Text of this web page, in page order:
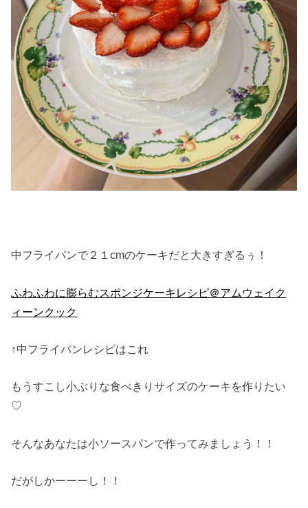
中フライパンで２１cmのケーキだと大きすぎるぅ！
ふわふわに膨らむスポンジケーキレシピ＠アムウェイク
ィーンクック
↑中フライパンレシピはこれ
もうすこし小ぶりな食べきりサイズのケーキを作りたい
♡
そんなあなたは小ソースパンで作ってみましょう！！
だがしかーーーし！！